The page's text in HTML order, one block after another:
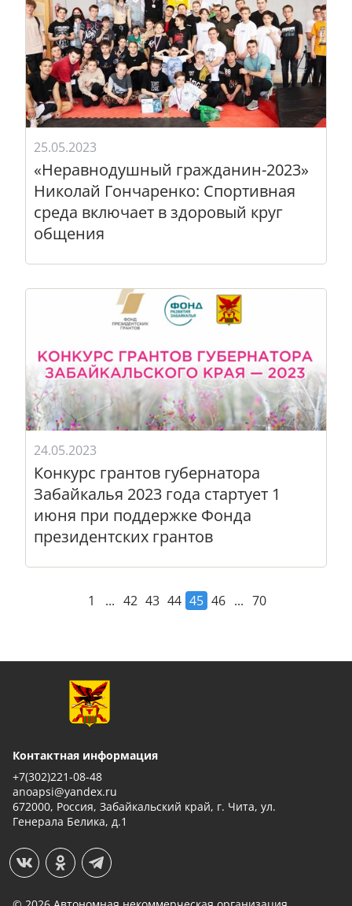
25.05.2023
«Неравнодушный гражданин-2023»
Николай Гончаренко: Спортивная
среда включает в здоровый круг
общения
24.05.2023
Конкурс грантов губернатора
Забайкалья 2023 года стартует 1
июня при поддержке Фонда
президентских грантов
1 ... 42 43 44 45 46 ... 70
Контактная информация
+7(302)221-08-48
anoapsi@yandex.ru
672000, Россия, Забайкальский край, г. Чита, ул.
Генерала Белика, д.1